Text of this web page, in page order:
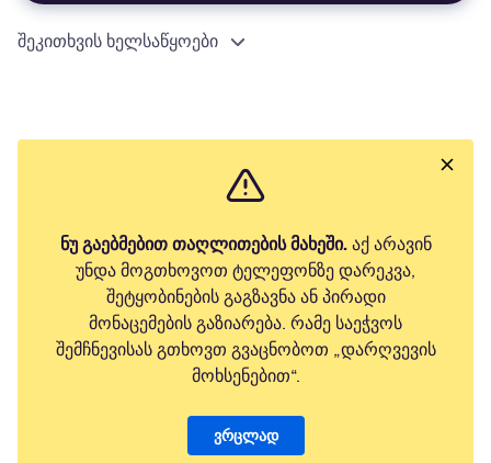
შეკითხვის ხელსაწყოები
ნუ გაებმებით თაღლითების მახეში.აქ არავინ
უნდა მოგთხოვოთ ტელეფონზე დარეკვა,
შეტყობინების გაგზავნა ან პირადი
მონაცემების გაზიარება. რამე საეჭვოს
შემჩნევისას გთხოვთ გვაცნობოთ „დარღვევის
მოხსენებით“.
ვრცლად